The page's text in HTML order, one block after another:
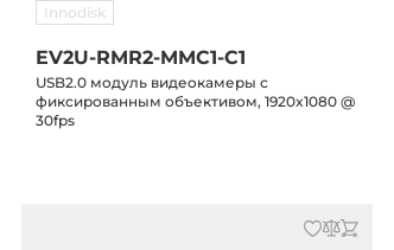
Innodisk
EV2U-RMR2-MMC1-C1
USB2.0 модуль видеокамеры с
фиксированным объективом, 1920x1080 @
30fps